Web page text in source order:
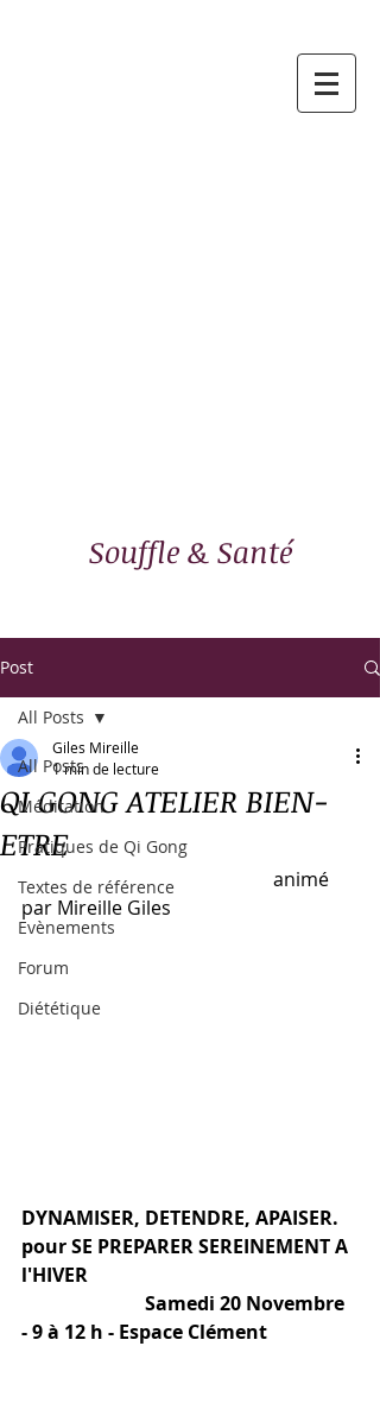
Souffle & Santé
Post
All Posts
Méditation
Pratiques de Qi Gong
Textes de référence
Evènements
Forum
Diététique
All Posts
QI GONG ATELIER BIEN-
ETRE
Giles Mireille
1 min de lecture
                                                     animé
par Mireille Giles
DYNAMISER, DETENDRE, APAISER.
pour SE PREPARER SEREINEMENT A
l'HIVER
- 9 à 12 h - Espace Clément